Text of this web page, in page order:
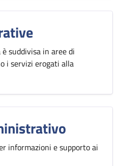
suddivisa in aree di
i servizi erogati alla
informazioni e supporto ai